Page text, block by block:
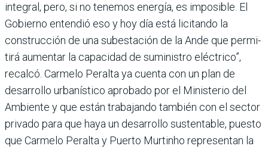
integral, pero, si no tenemos energía, es impo­sible. El
Gobierno entendió eso y hoy día está licitando la
construcción de una subes­tación de la Ande que permi­
tirá aumentar la capacidad de suministro eléctrico”,
recalcó. Carmelo Peralta ya cuenta con un plan de
desarrollo urbanís­tico aprobado por el Ministerio del
Ambiente y que están tra­bajando también con el sector
privado para que haya un desa­rrollo sustentable, puesto
que Carmelo Peralta y Puerto Mur­tinho representan la